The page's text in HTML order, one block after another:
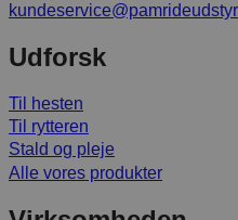
Udforsk
Til hesten
Til rytteren
Stald og pleje
Alle vores produkter